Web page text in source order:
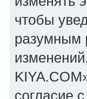
чтобы
разумным
согласие